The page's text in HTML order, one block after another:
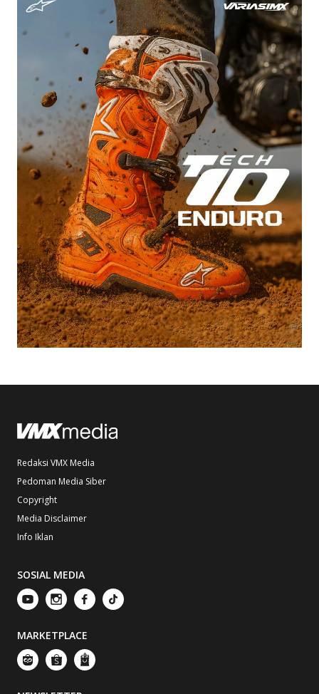
Redaksi VMX Media
Pedoman Media Siber
Copyright
Media Disclaimer
Info Iklan
SOSIAL MEDIA
MARKETPLACE